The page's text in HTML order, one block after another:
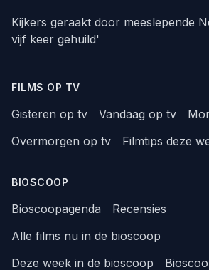
Kijkers geraakt door meeslepende
vijf keer gehuild'
FILMS OP TV
Gisteren op tv Vandaag op tv
Overmorgen op tv
Filmtips deze
BIOSCOOP
Bioscoopagenda
Recensies
Alle films nu in de bioscoop
Deze week in de bioscoop